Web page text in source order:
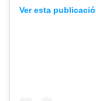
Ver esta